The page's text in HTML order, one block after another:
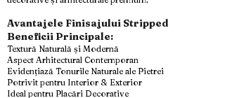
Avantajele Finisajului Stripped
Beneficii Principale:
Textură Naturală și Modernă
Aspect Arhitectural Contemporan
Evidențiază Tonurile Naturale ale Pietrei
Potrivit pentru Interior & Exterior
Ideal pentru Placări Decorative